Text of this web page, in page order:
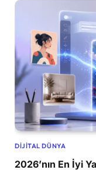
DIJITAL DÜNYA
2026’nın En İyi